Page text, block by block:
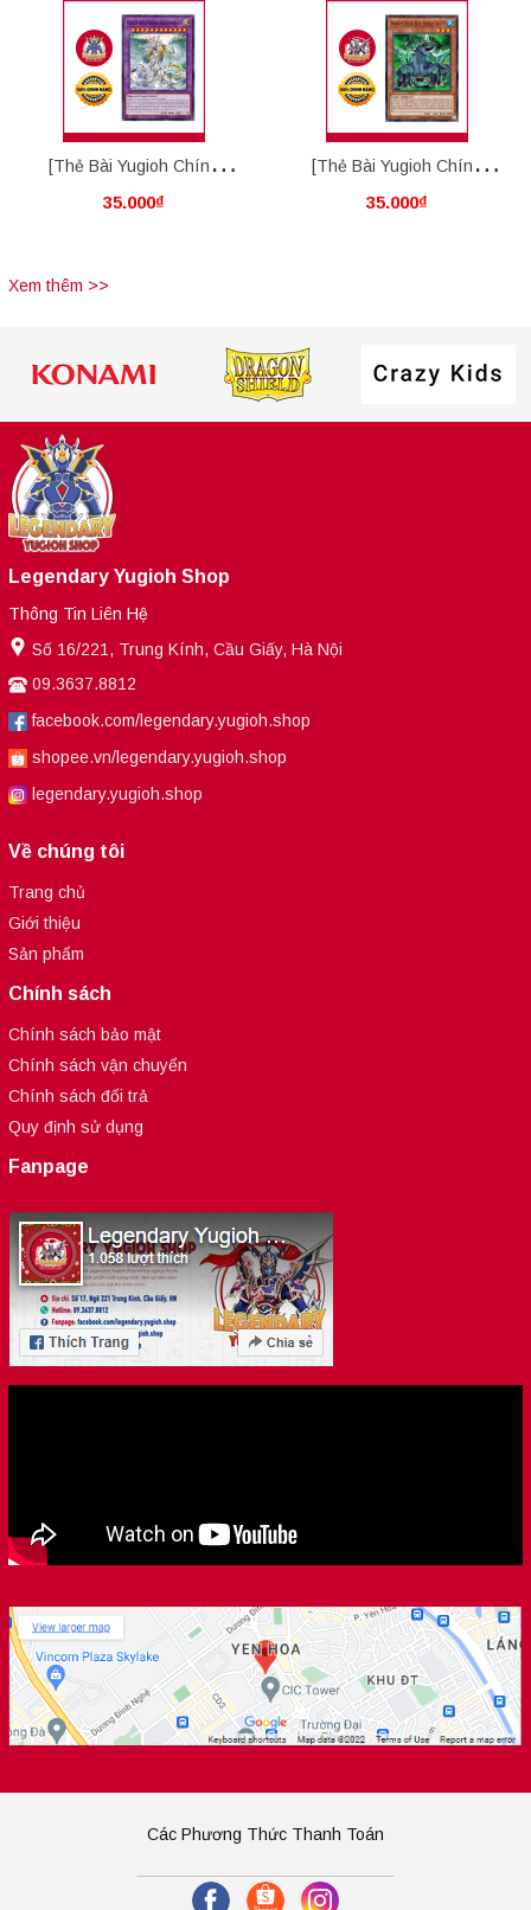
[Thẻ Bài Yugioh Chính
Hãng] Ultimate Crystal
35.000₫
[Thẻ Bài Yugioh Chính
Hãng] Advanced Crystal
35.000₫
Xem thêm >>
Legendary Yugioh Shop
Thông Tin Liên Hệ
Số 16/221, Trung Kính, Cầu Giấy, Hà Nội
09.3637.8812
facebook.com/legendary.yugioh.shop
shopee.vn/legendary.yugioh.shop
legendary.yugioh.shop
Về chúng tôi
Trang chủ
Giới thiệu
Sản phẩm
Chính sách
Chính sách bảo mật
Chính sách vận chuyển
Chính sách đổi trả
Quy định sử dụng
Fanpage
Các Phương Thức Thanh Toán